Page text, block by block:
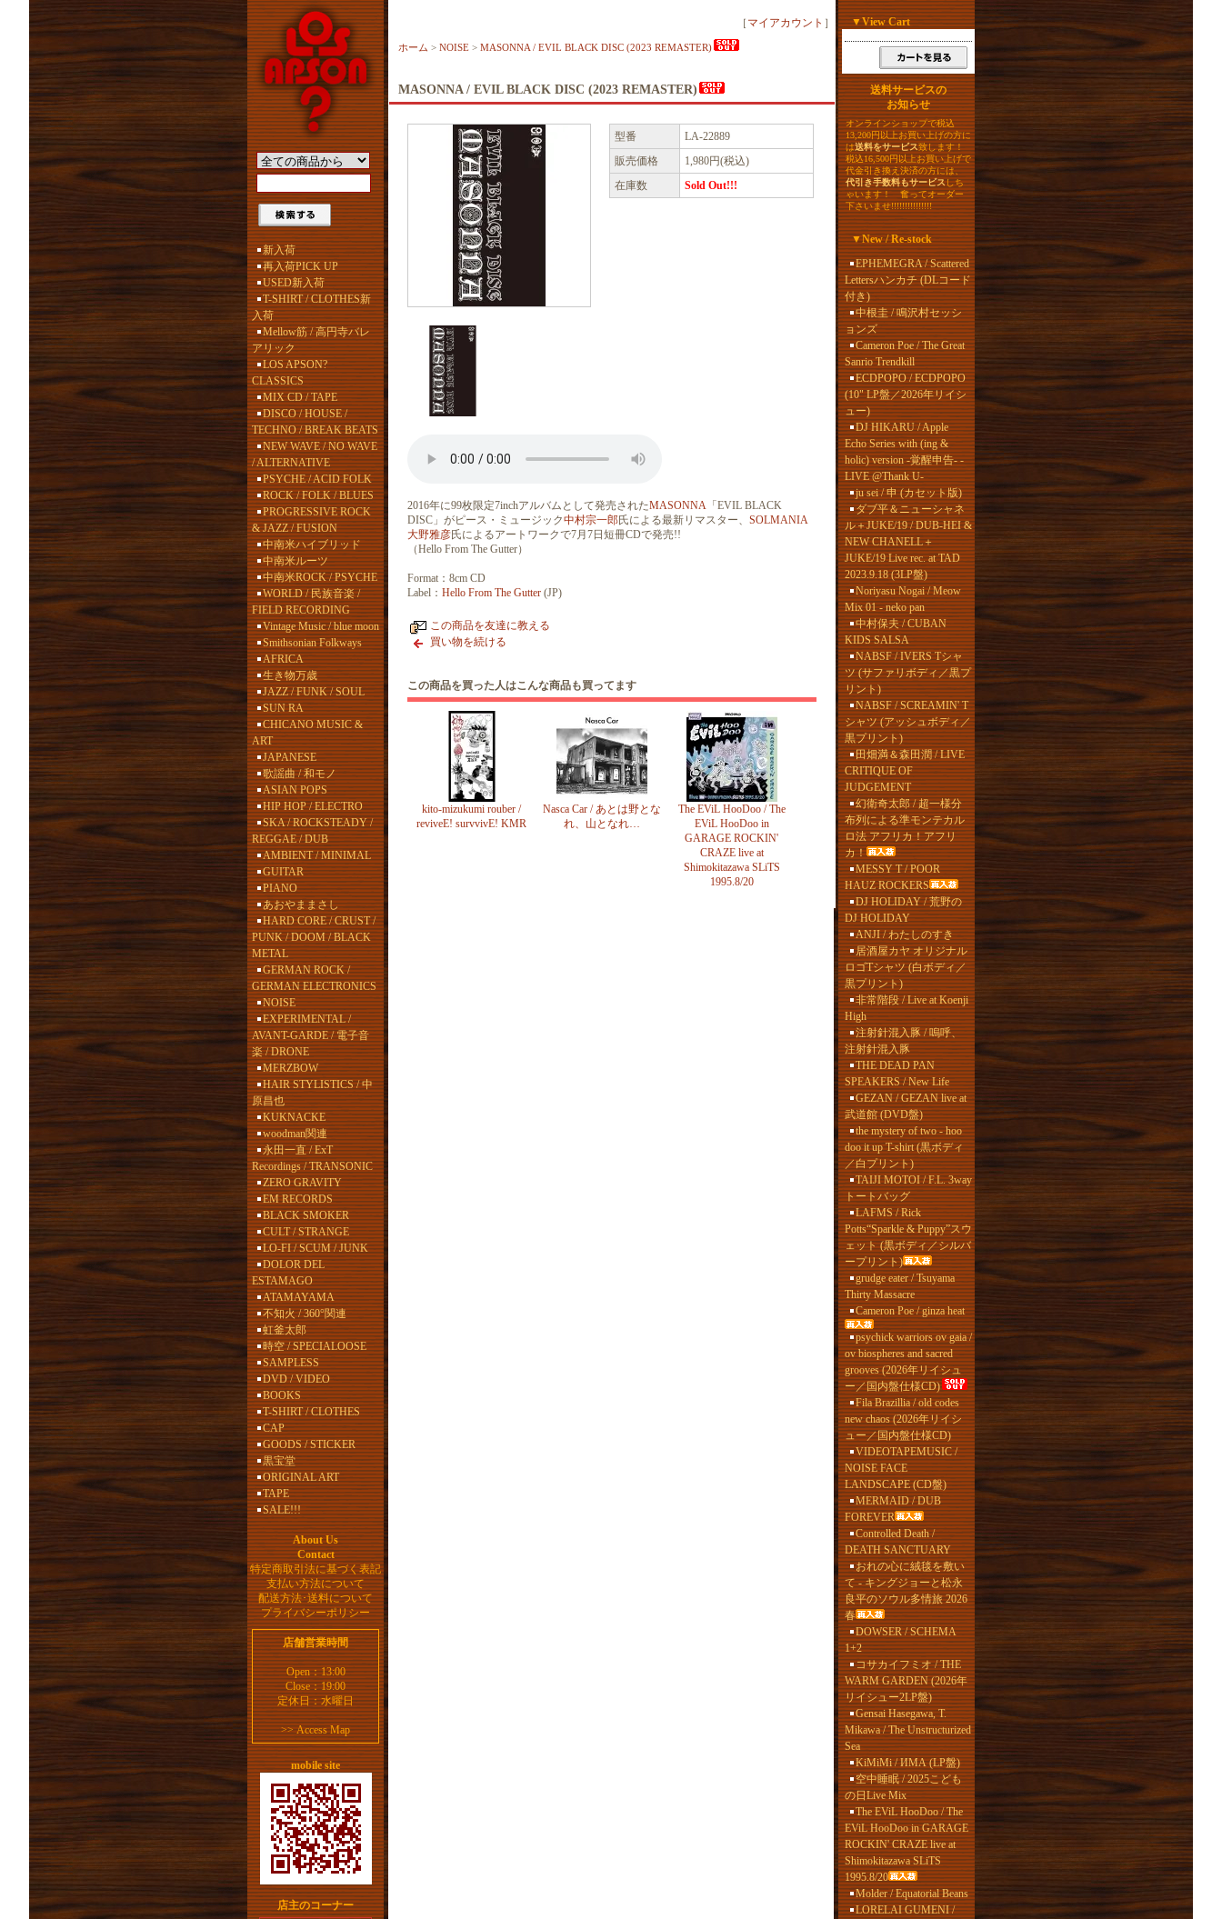
新入荷
再入荷PICK UP
USED新入荷
T-SHIRT / CLOTHES新
入荷
Mellow筋 / 高円寺バレ
アリック
LOS APSON?
CLASSICS
MIX CD / TAPE
DISCO / HOUSE /
TECHNO / BREAK BEATS
NEW WAVE / NO WAVE
/ ALTERNATIVE
PSYCHE / ACID FOLK
ROCK / FOLK / BLUES
PROGRESSIVE ROCK
& JAZZ / FUSION
中南米ハイブリッド
中南米ルーツ
中南米ROCK / PSYCHE
WORLD / 民族音楽 /
FIELD RECORDING
Vintage Music / blue moon
Smithsonian Folkways
AFRICA
生き物万歳
JAZZ / FUNK / SOUL
SUN RA
CHICANO MUSIC &
ART
JAPANESE
歌謡曲 / 和モノ
ASIAN POPS
HIP HOP / ELECTRO
SKA / ROCKSTEADY /
REGGAE / DUB
AMBIENT / MINIMAL
GUITAR
PIANO
あおやままさし
HARD CORE / CRUST /
PUNK / DOOM / BLACK
METAL
GERMAN ROCK /
GERMAN ELECTRONICS
NOISE
EXPERIMENTAL /
AVANT-GARDE / 電子音
楽 / DRONE
MERZBOW
HAIR STYLISTICS / 中
原昌也
KUKNACKE
woodman関連
永田一直 / ExT
Recordings / TRANSONIC
ZERO GRAVITY
EM RECORDS
BLACK SMOKER
CULT / STRANGE
LO-FI / SCUM / JUNK
DOLOR DEL
ESTAMAGO
ATAMAYAMA
不知火 / 360°関連
虹釜太郎
時空 / SPECIALOOSE
SAMPLESS
DVD / VIDEO
BOOKS
T-SHIRT / CLOTHES
CAP
GOODS / STICKER
黒宝堂
ORIGINAL ART
TAPE
SALE!!!
About Us
Contact
特定商取引法に基づく表記
支払い方法について
配送方法･送料について
プライバシーポリシー
店舗営業時間
Open：13:00
Close：19:00
定休日：水曜日
>>Access Map
mobile site
店主のコーナー
［ マイアカウント ］
ホーム > NOISE > MASONNA / EVIL BLACK DISC (2023 REMASTER)
MASONNA / EVIL BLACK DISC (2023 REMASTER)
型番
LA-22889
販売価格
1,980円(税込)
在庫数
Sold Out!!!
2016年に99枚限定7inchアルバムとして発売されたMASONNA 「EVIL BLACK
DISC」がピース・ミュージック中村宗一郎氏による最新リマスター、 SOLMANIA
大野雅彦氏によるアートワークで7月7日短冊CDで発売!!
（Hello From The Gutter）
Format：8cm CD
Label： Hello From The Gutter (JP)
この商品を友達に教える
買い物を続ける
この商品を買った人はこんな商品も買ってます
kito-mizukumi rouber /
reviveE! survvivE! KMR
Nasca Car / あとは野とな
れ、山となれ…
The EViL HooDoo / The
EViL HooDoo in
GARAGE ROCKIN'
CRAZE live at
Shimokitazawa SLiTS
1995.8/20
▼View Cart
送料サービスの
お知らせ
オンラインショップで税込
13,200円以上お買い上げの方に
は送料をサービス致します！
税込16,500円以上お買い上げで
代金引き換え決済の方には、
代引き手数料もサービスしち
ゃいます！ 奮ってオーダー
下さいませ!!!!!!!!!!!!!!!
▼New / Re-stock
EPHEMEGRA / Scattered
Lettersハンカチ (DLコード
付き)
中根圭 / 鳴沢村セッシ
ョンズ
Cameron Poe / The Great
Sanrio Trendkill
ECDPOPO / ECDPOPO
(10" LP盤／2026年リイシ
ュー)
DJ HIKARU / Apple
Echo Series with (ing &
holic) version -覚醒申告- -
LIVE @Thank U-
ju sei / 申 (カセット版)
ダブ平＆ニューシャネ
ル＋JUKE/19 / DUB-HEI &
NEW CHANELL＋
JUKE/19 Live rec. at TAD
2023.9.18 (3LP盤)
Noriyasu Nogai / Meow
Mix 01 - neko pan
中村保夫 / CUBAN
KIDS SALSA
NABSF / IVERS Tシャ
ツ (サファリボディ／黒プ
リント)
NABSF / SCREAMIN' T
シャツ (アッシュボディ／
黒プリント)
田畑満＆森田潤 / LIVE
CRITIQUE OF
JUDGEMENT
幻衛奇太郎 / 超一様分
布列による準モンテカル
ロ法 アフリカ！アフリ
カ！
MESSY T / POOR
HAUZ ROCKERS
DJ HOLIDAY / 荒野の
DJ HOLIDAY
ANJI / わたしのすき
居酒屋カヤ オリジナル
ロゴTシャツ (白ボディ／
黒プリント)
非常階段 / Live at Koenji
High
注射針混入豚 / 嗚呼、
注射針混入豚
THE DEAD PAN
SPEAKERS / New Life
GEZAN / GEZAN live at
武道館 (DVD盤)
the mystery of two - hoo
doo it up T-shirt (黒ボディ
／白プリント)
TAIJI MOTOI / F.L. 3way
トートバッグ
LAFMS / Rick
Potts“Sparkle & Puppy”スウ
ェット (黒ボディ／シルバ
ープリント)
grudge eater / Tsuyama
Thirty Massacre
Cameron Poe / ginza heat
psychick warriors ov gaia /
ov biospheres and sacred
grooves (2026年リイシュ
ー／国内盤仕様CD)
Fila Brazillia / old codes
new chaos (2026年リイシ
ュー／国内盤仕様CD)
VIDEOTAPEMUSIC /
NOISE FACE
LANDSCAPE (CD盤)
MERMAID / DUB
FOREVER
Controlled Death /
DEATH SANCTUARY
おれの心に絨毯を敷い
て - キングジョーと松永
良平のソウル多情旅 2026
春
DOWSER / SCHEMA
1+2
コサカイフミオ / THE
WARM GARDEN (2026年
リイシュー2LP盤)
Gensai Hasegawa, T.
Mikawa / The Unstructurized
Sea
KiMiMi / ИМА (LP盤)
空中睡眠 / 2025こども
の日Live Mix
The EViL HooDoo / The
EViL HooDoo in GARAGE
ROCKIN' CRAZE live at
Shimokitazawa SLiTS
1995.8/20
Molder / Equatorial Beans
LORELAI GUMENI /